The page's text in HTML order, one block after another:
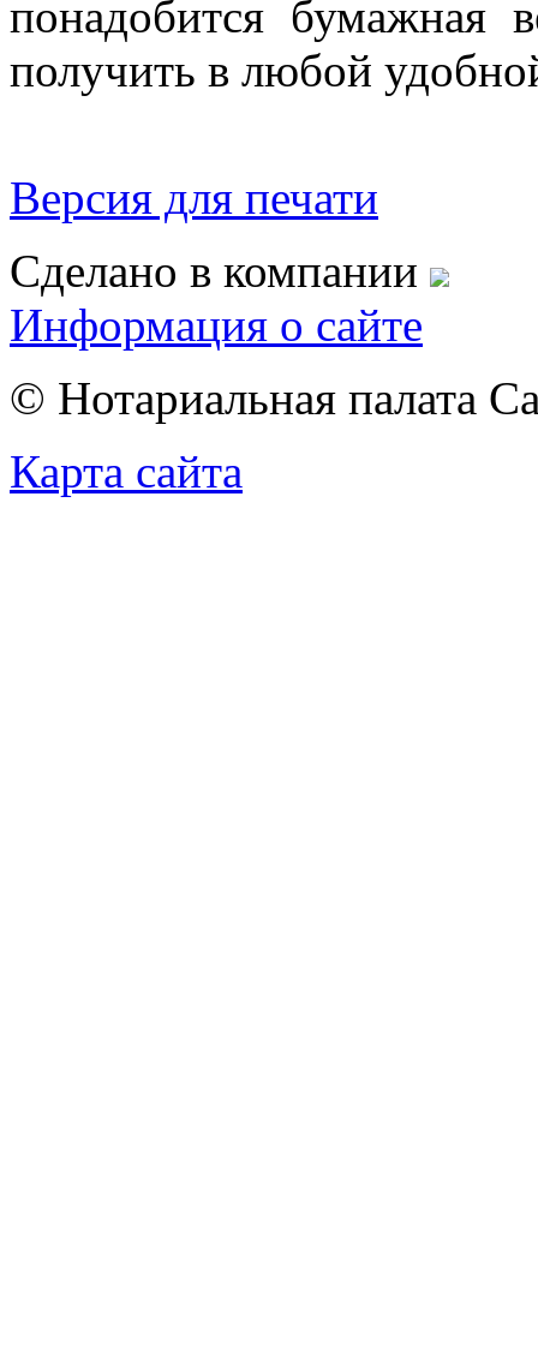
понадобится бумажная
получить в любой
Версия для печати
Сделано в компании
Информация о сайте
© Нотариальная палата
Карта сайта